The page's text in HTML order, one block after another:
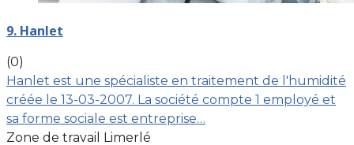
9. Hanlet
(0)
Hanlet est une spécialiste en traitement de l'humidité
créée le 13-03-2007. La société compte 1 employé et
sa forme sociale est entreprise…
Zone de travail Limerlé